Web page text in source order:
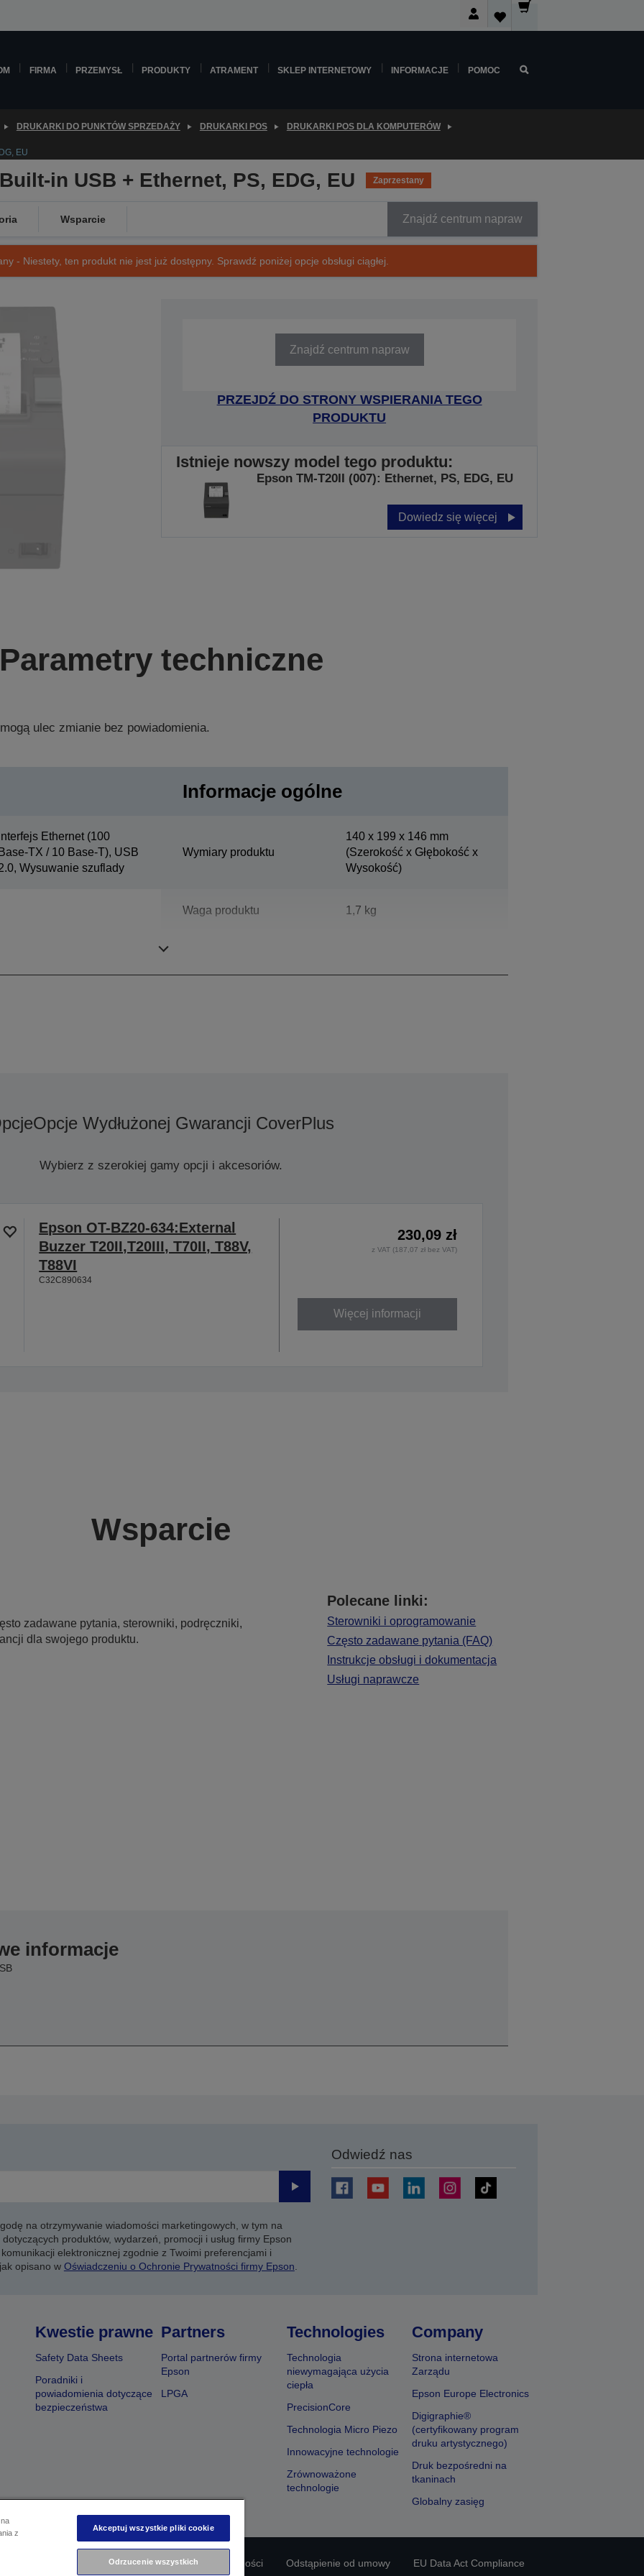
FIRMA PRZEMYSŁ PRODUKTY ATRAMENT SKLEP INTERNETOWY INFORMACJE POMOC
DRUKARKI DO PUNKTÓW SPRZEDAŻY DRUKARKI POS DRUKARKI POS DLA KOMPUTERÓW
EU
in USB + Ethernet, PS, EDG, EU Zaprzestany
Wsparcie Znajdź centrum napraw
- Niestety, ten produkt nie jest już dostępny. Sprawdź poniżej opcje obsługi ciągłej.
Znajdź centrum napraw
PRZEJDŹ DO STRONY WSPIERANIA TEGO
PRODUKTU
Istnieje nowszy model tego produktu:
Epson TM-T20II (007): Ethernet, PS, EDG, EU
Dowiedz się więcej
techniczne
ulec zmianie bez powiadomienia.
Ethernet (100
TX / 10 Base-T), USB
Wysuwanie szuflady
Informacje ogólne
Wymiary produktu
140‎ x 199 x 146 mm
(Szerokość x Głębokość x
Wysokość)
Waga produktu 1,7 kg
Opcje Wydłużonej Gwarancji CoverPlus
Wybierz z szerokiej gamy opcji i akcesoriów.
Epson OT-BZ20-634:External
Buzzer T20II,T20III, T70II, T88V,
T88VI
C32C890634
230,09 zł
z VAT (187,07 zł bez VAT)
Więcej informacji
Wsparcie
zadawane pytania, sterowniki, podręczniki,
dla swojego produktu.
Polecane linki:
Sterowniki i oprogramowanie
Często zadawane pytania (FAQ)
Instrukcje obsługi i dokumentacja
Usługi naprawcze
informacje
Prześlij
na otrzymywanie wiadomości marketingowych, w tym na
produktów, wydarzeń, promocji i usług firmy Epson
elektronicznej zgodnie z Twoimi preferencjami i
opisano w Oświadczeniu o Ochronie Prywatności firmy Epson.
Odwiedź nas
Kwestie prawne
Safety Data Sheets
Poradniki i
powiadomienia dotyczące
bezpieczeństwa
Partners
Portal partnerów firmy
Epson
LPGA
Technologies
Technologia
niewymagająca użycia
ciepła
PrecisionCore
Technologia Micro Piezo
Innowacyjne technologie
Zrównoważone
technologie
Company
Strona internetowa
Zarządu
Epson Europe Electronics
Digigraphie®
(certyfikowany program
druku artystycznego)
Druk bezpośredni na
tkaninach
Globalny zasięg
Oświadczenie dotyczące prywatności Odstąpienie od umowy EU Data Act Compliance
z
Akceptuj wszystkie pliki cookie
Odrzucenie wszystkich